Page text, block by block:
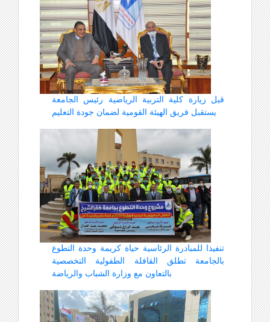
قبل زيارة كلية التربية الرياضية رئيس الجامعة
يستقبل فريق الهيئة القومية لضمان جودة التعليم
تنفيذا للمبادرة الرئاسية حياة كريمة وحدة التطوع
بالجامعة تطلق القافلة الطفولية التخصصية
بالتعاون مع وزارة الشباب والرياضة